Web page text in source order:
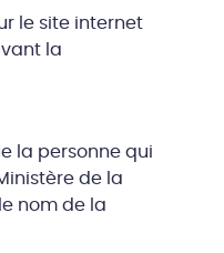
le site internet
la
la personne qui
de la
nom de la